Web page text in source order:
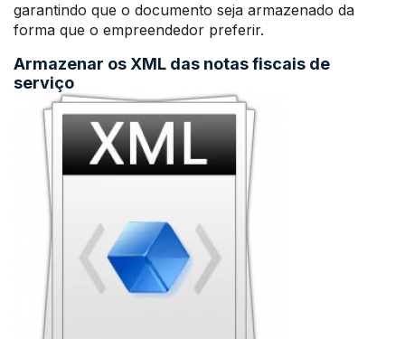
garantindo que o documento seja armazenado da
forma que o empreendedor preferir.
Armazenar os XML das notas fiscais de
serviço